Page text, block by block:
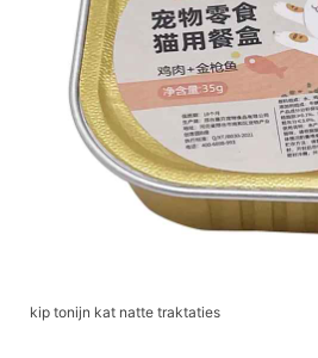
kip tonijn kat natte traktaties